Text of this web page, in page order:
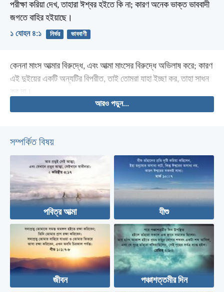
পরীক্ষা করিয়া দেখ, তাহারা ঈশ্বর হইতে কি না; কারণ অনেক ভাক্ত ভাববাদী
জগতে বাহির হইয়াছে।
১ যোহন ৪:১ নির্ভর ভাববাণী
কেননা মাংস আত্মার বিরুদ্ধে, এবং আত্মা মাংসের বিরুদ্ধে অভিলাষ করে; কারণ
এই দুইয়ের একটি অন্যটির বিপরীত, তাই তোমরা যাহা ইচ্ছা কর, তাহা সাধন
কর না।
আরও পড়ুন...
সম্পর্কিত বিষয়
পবিত্র আত্মা যীশু
জীবন পঞ্চাশত্তমীর দিন